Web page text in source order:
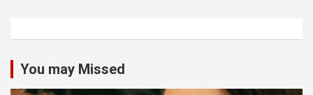
You may Missed